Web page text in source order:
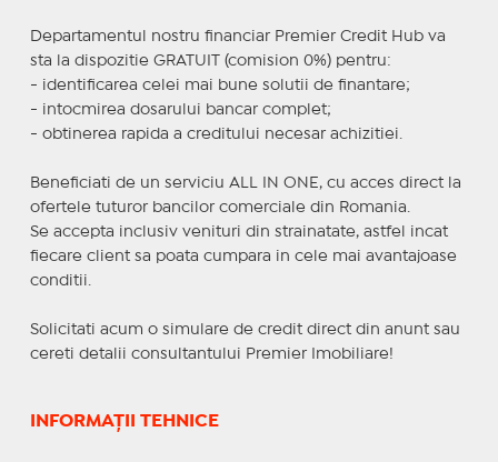
Departamentul nostru financiar Premier Credit Hub va
sta la dispozitie GRATUIT (comision 0%) pentru:
- identificarea celei mai bune solutii de finantare;
- intocmirea dosarului bancar complet;
- obtinerea rapida a creditului necesar achizitiei.
Beneficiati de un serviciu ALL IN ONE, cu acces direct la
ofertele tuturor bancilor comerciale din Romania.
Se accepta inclusiv venituri din strainatate, astfel incat
fiecare client sa poata cumpara in cele mai avantajoase
conditii.
Solicitati acum o simulare de credit direct din anunt sau
cereti detalii consultantului Premier Imobiliare!
INFORMAȚII TEHNICE